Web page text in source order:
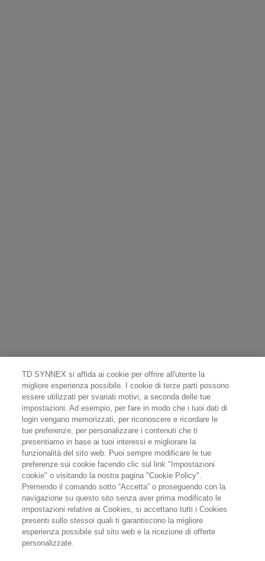
TD SYNNEX si affida ai cookie per offrire all'utente la
migliore esperienza possibile. I cookie di terze parti possono
essere utilizzati per svariati motivi, a seconda delle tue
impostazioni. Ad esempio, per fare in modo che i tuoi dati di
login vengano memorizzati, per riconoscere e ricordare le
tue preferenze, per personalizzare i contenuti che ti
presentiamo in base ai tuoi interessi e migliorare la
funzionalità del sito web. Puoi sempre modificare le tue
preferenze sui cookie facendo clic sul link "Impostazioni
cookie" o visitando la nostra pagina "Cookie Policy".
Premendo il comando sotto “Accetta” o proseguendo con la
navigazione su questo sito senza aver prima modificato le
impostazioni relative ai Cookies, si accettano tutti i Cookies
presenti sullo stessoi quali ti garantiscono la migliore
esperienza possibile sul sito web e la ricezione di offerte
personalizzate.